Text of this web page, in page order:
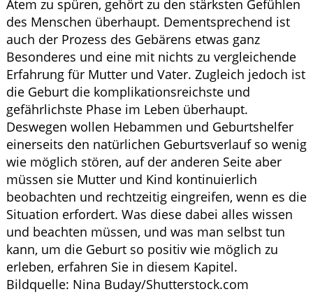
Atem zu spüren, gehört zu den stärksten Gefühlen
des Menschen überhaupt. Dementsprechend ist
auch der Prozess des Gebärens etwas ganz
Besonderes und eine mit nichts zu vergleichende
Erfahrung für Mutter und Vater. Zugleich jedoch ist
die Geburt die komplikationsreichste und
gefährlichste Phase im Leben überhaupt.
Deswegen wollen Hebammen und Geburtshelfer
einerseits den natürlichen Geburtsverlauf so wenig
wie möglich stören, auf der anderen Seite aber
müssen sie Mutter und Kind kontinuierlich
beobachten und rechtzeitig eingreifen, wenn es die
Situation erfordert. Was diese dabei alles wissen
und beachten müssen, und was man selbst tun
kann, um die Geburt so positiv wie möglich zu
erleben, erfahren Sie in diesem Kapitel.
Bildquelle: Nina Buday/Shutterstock.com